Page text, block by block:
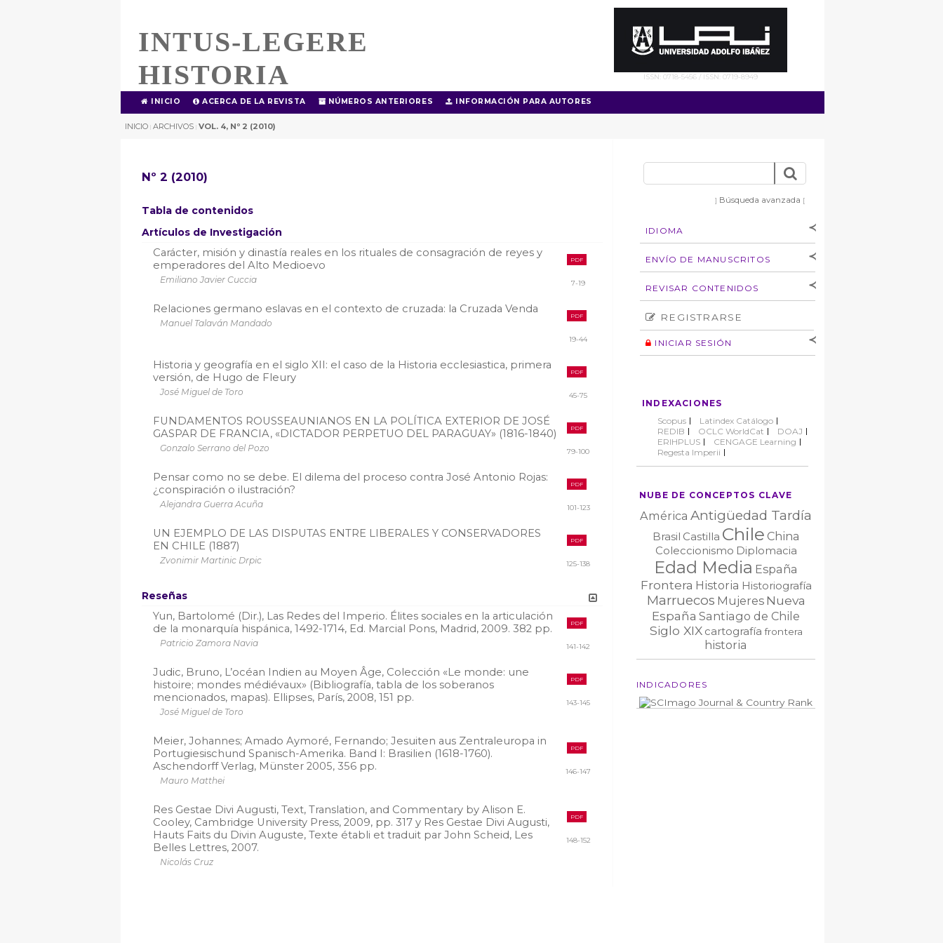
INTUS-LEGERE
HISTORIA
ISSN: 0718-5456 / ISSN: 0719-8949
INICIO ACERCA DE LA REVISTA NÚMEROS ANTERIORES INFORMACIÓN PARA AUTORES
INICIO | ARCHIVOS | VOL. 4, Nº 2 (2010)
] Búsqueda avanzada [
IDIOMA
[Español ] [English]
ENVÍO DE MANUSCRITOS
autores
Derechos de autoría
Normas éticas
REVISAR CONTENIDOS
Número
Autor
REGISTRARSE
INICIAR SESIÓN
INDEXACIONES
Scopus
Latindex Catálogo
REDIB
OCLC WorldCat
DOAJ
ERIHPLUS
CENGAGE Learning
Regesta Imperii
NUBE DE CONCEPTOS CLAVE
América Antigüedad Tardía
Brasil Castilla Chile China
Coleccionismo Diplomacia
Edad Media España
Frontera Historia Historiografía
Marruecos Mujeres Nueva
España Santiago de Chile
Siglo XIX cartografía frontera
historia
INDICADORES
Nº 2 (2010)
Tabla de contenidos
Artículos de Investigación
Carácter, misión y dinastía reales en los rituales de consagración de reyes y
emperadores del Alto Medioevo
Emiliano Javier Cuccia
PDF
7-19
Relaciones germano eslavas en el contexto de cruzada: la Cruzada Venda
Manuel Talaván Mandado
PDF
19-44
Historia y geografía en el siglo XII: el caso de la Historia ecclesiastica, primera
versión, de Hugo de Fleury
José Miguel de Toro
PDF
45-75
FUNDAMENTOS ROUSSEAUNIANOS EN LA POLÍTICA EXTERIOR DE JOSÉ
GASPAR DE FRANCIA, «DICTADOR PERPETUO DEL PARAGUAY» (1816-1840)
Gonzalo Serrano del Pozo
PDF
79-100
Pensar como no se debe. El dilema del proceso contra José Antonio Rojas:
¿conspiración o ilustración?
Alejandra Guerra Acuña
PDF
101-123
UN EJEMPLO DE LAS DISPUTAS ENTRE LIBERALES Y CONSERVADORES
EN CHILE (1887)
Zvonimir Martinic Drpic
PDF
125-138
Reseñas
Yun, Bartolomé (Dir.), Las Redes del Imperio. Élites sociales en la articulación
de la monarquía hispánica, 1492-1714, Ed. Marcial Pons, Madrid, 2009. 382 pp.
Patricio Zamora Navia
PDF
141-142
Judic, Bruno, L’océan Indien au Moyen Âge, Colección «Le monde: une
histoire; mondes médiévaux» (Bibliografía, tabla de los soberanos
mencionados, mapas). Ellipses, París, 2008, 151 pp.
José Miguel de Toro
PDF
143-145
Meier, Johannes; Amado Aymoré, Fernando; Jesuiten aus Zentraleuropa in
Portugiesischund Spanisch-Amerika. Band I: Brasilien (1618-1760).
Aschendorff Verlag, Münster 2005, 356 pp.
Mauro Matthei
PDF
146-147
Res Gestae Divi Augusti, Text, Translation, and Commentary by Alison E.
Cooley, Cambridge University Press, 2009, pp. 317 y Res Gestae Divi Augusti,
Hauts Faits du Divin Auguste, Texte établi et traduit par John Scheid, Les
Belles Lettres, 2007.
Nicolás Cruz
PDF
148-152